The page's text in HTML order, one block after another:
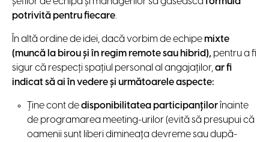
potrivită pentru fiecare.
În altă ordine de idei, dacă vorbim de echipemixte
(muncă la birou și în regim remote sau hibrid), pentru a fi
sigur că respecţi spaţiul personal al angajaţilor,ar fi
indicat să ai în vedere şi următoarele aspecte:
Ţine cont dedisponibilitatea participanțilorînainte
de programarea meeting-urilor (evită să presupui că
oamenii sunt liberi dimineața devreme sau după-